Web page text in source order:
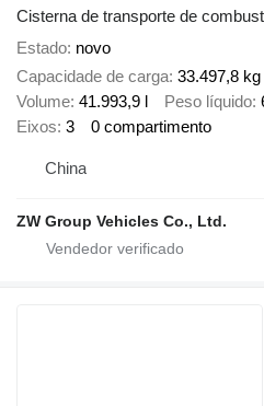
Cisterna de transporte de
Estado novo
Capacidade de carga 33.497,8 kg
Volume 41.993,9 l Peso líquido
Eixos 3 0 compartimento
China
ZW Group Vehicles Co., Ltd.